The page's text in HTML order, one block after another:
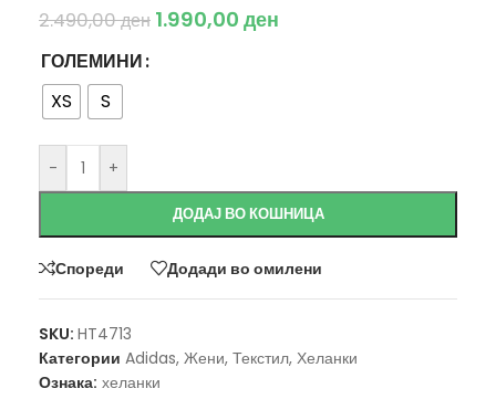
2.490,00ден 1.990,00 ден
ГОЛЕМИНИ
XS
S
- +
ДОДАЈ ВО КОШНИЦА
Спореди Додади во омилени
SKU: HT4713
Категории Adidas, Жени, Текстил, Хеланки
Ознака: хеланки